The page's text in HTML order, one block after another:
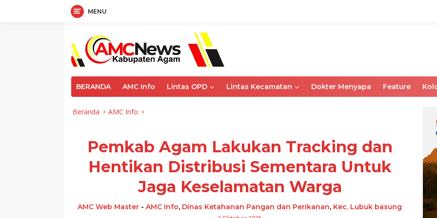
MENU
BERANDA AMC Info Lintas OPD Lintas Kecamatan Dokter Menyapa Feature
Beranda AMC Info
Pemkab Agam Lakukan Tracking dan
Hentikan Distribusi Sementara Untuk
Jaga Keselamatan Warga
AMC Web Master -AMC Info, Dinas Ketahanan Pangan dan Perikanan, Kec. Lubuk basung